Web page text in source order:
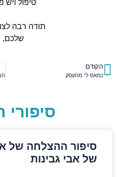
טיפול ויש
תודה רבה
שלכם,
הקודם
נמאס לי מהעסק
סיפור ההצלחה של
של אבי גבינות